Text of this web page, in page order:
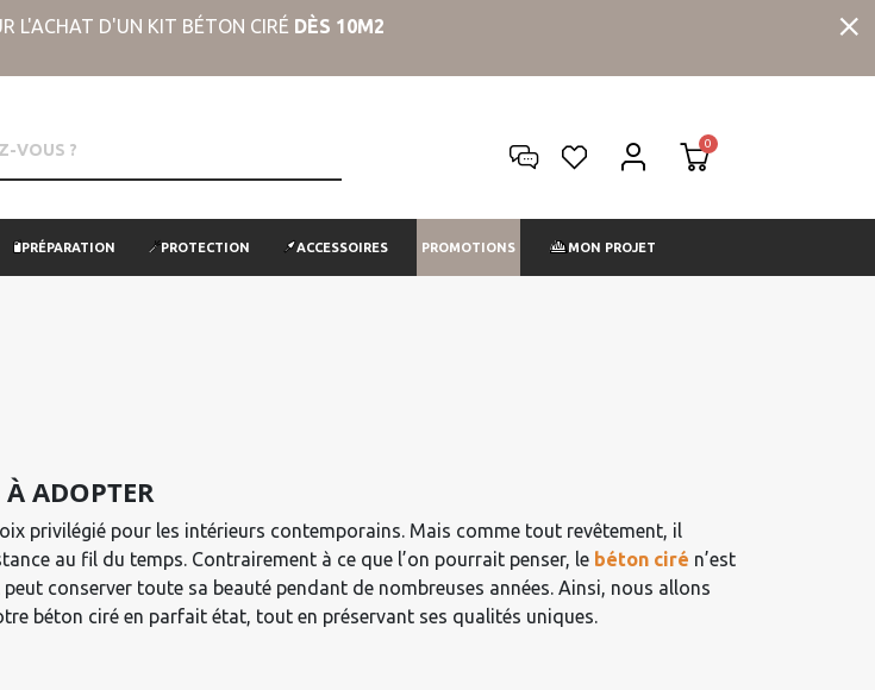
L'ACHAT D'UN KIT BÉTON CIRÉ DÈS 10M2
PRÉPARATION PROTECTION ACCESSOIRES PROMOTIONS MON PROJET
À ADOPTER
privilégié pour les intérieurs contemporains. Mais comme tout revêtement, il
au fil du temps. Contrairement à ce que l’on pourrait penser, le béton ciré n’est
conserver toute sa beauté pendant de nombreuses années. Ainsi, nous allons
béton ciré en parfait état, tout en préservant ses qualités uniques.